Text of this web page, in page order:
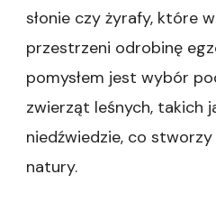
słonie czy żyrafy, które
przestrzeni odrobinę
pomysłem jest wybór
zwierząt leśnych, takich
niedźwiedzie, co
natury.